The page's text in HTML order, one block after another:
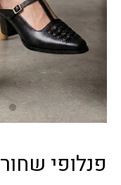
פנלופי שחור